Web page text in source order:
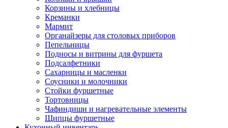
Корзины и хлебницы
Креманки
Мармит
Органайзеры для столовых приборов
Пепельницы
Подносы и витрины для фуршета
Подсалфетники
Сахарницы и масленки
Соусники и молочники
Стойки фуршетные
Тортовницы
Чафиндиши и нагревательные элементы
Щипцы фуршетные